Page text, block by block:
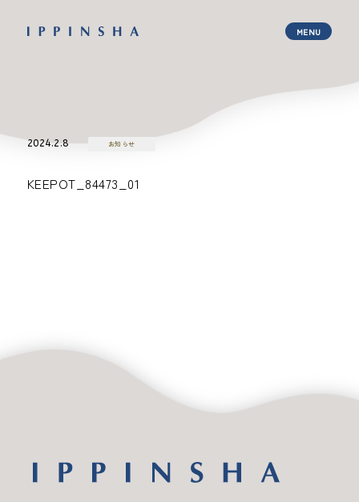
2024.2.8 お知らせ
KEEPOT_84473_01